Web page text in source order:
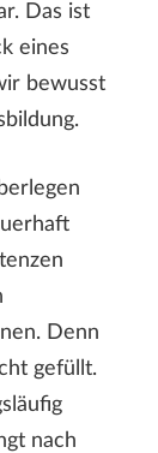
Das ist
eines
bewusst
Denn
gefüllt.
nach